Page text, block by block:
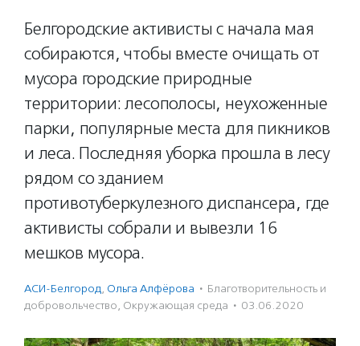
Белгородские активисты с начала мая
собираются, чтобы вместе очищать от
мусора городские природные
территории: лесополосы, неухоженные
парки, популярные места для пикников
и леса. Последняя уборка прошла в лесу
рядом со зданием
противотуберкулезного диспансера, где
активисты собрали и вывезли 16
мешков мусора.
АСИ-Белгород, Ольга Алфёрова · Благотвори­тель­ность и
доброволь­чест­во, Окружающая среда · 03.06.2020